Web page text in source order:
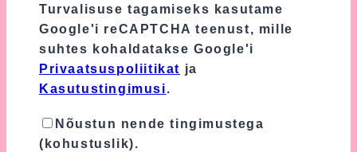
Seotud tooted
Turvalisuse tagamiseks kasutame
Google'i reCAPTCHA teenust, mille
suhtes kohaldatakse Google'i
Privaatsuspoliitikat ja
Kasutustingimusi.
Nõustun nende tingimustega
(kohustuslik).